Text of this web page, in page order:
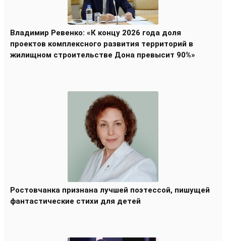
Владимир Ревенко: «К концу 2026 года доля
проектов комплексного развития территорий в
жилищном строительстве Дона превысит 90%»
Ростовчанка признана лучшей поэтессой, пишущей
фантастические стихи для детей